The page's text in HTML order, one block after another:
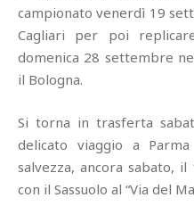
campionato venerdì 19
Cagliari per poi
domenica 28 settembre
il Bologna.
Si torna in trasferta
delicato viaggio a
salvezza, ancora sabato,
con il Sassuolo al “Via del